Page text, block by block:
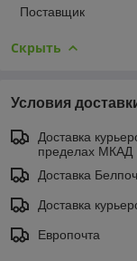
Поставщик
Скрыть
Условия
Доставка
пределах МКАД
Доставка
Доставка
Европочта